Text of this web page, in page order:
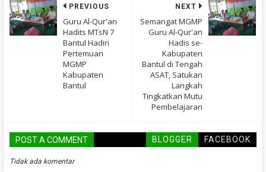
NEXT
Semangat MGMP
Guru Al-Qur'an
Hadis se-
Kabupaten
Bantul di Tengah
ASAT, Satukan
Langkah
Tingkatkan Mutu
Pembelajaran
PREVIOUS
Guru Al-Qur'an
Hadits MTsN 7
Bantul Hadiri
Pertemuan
MGMP
Kabupaten
Bantul
POST A COMMENT BLOGGER FACEBOOK
Tidak ada komentar